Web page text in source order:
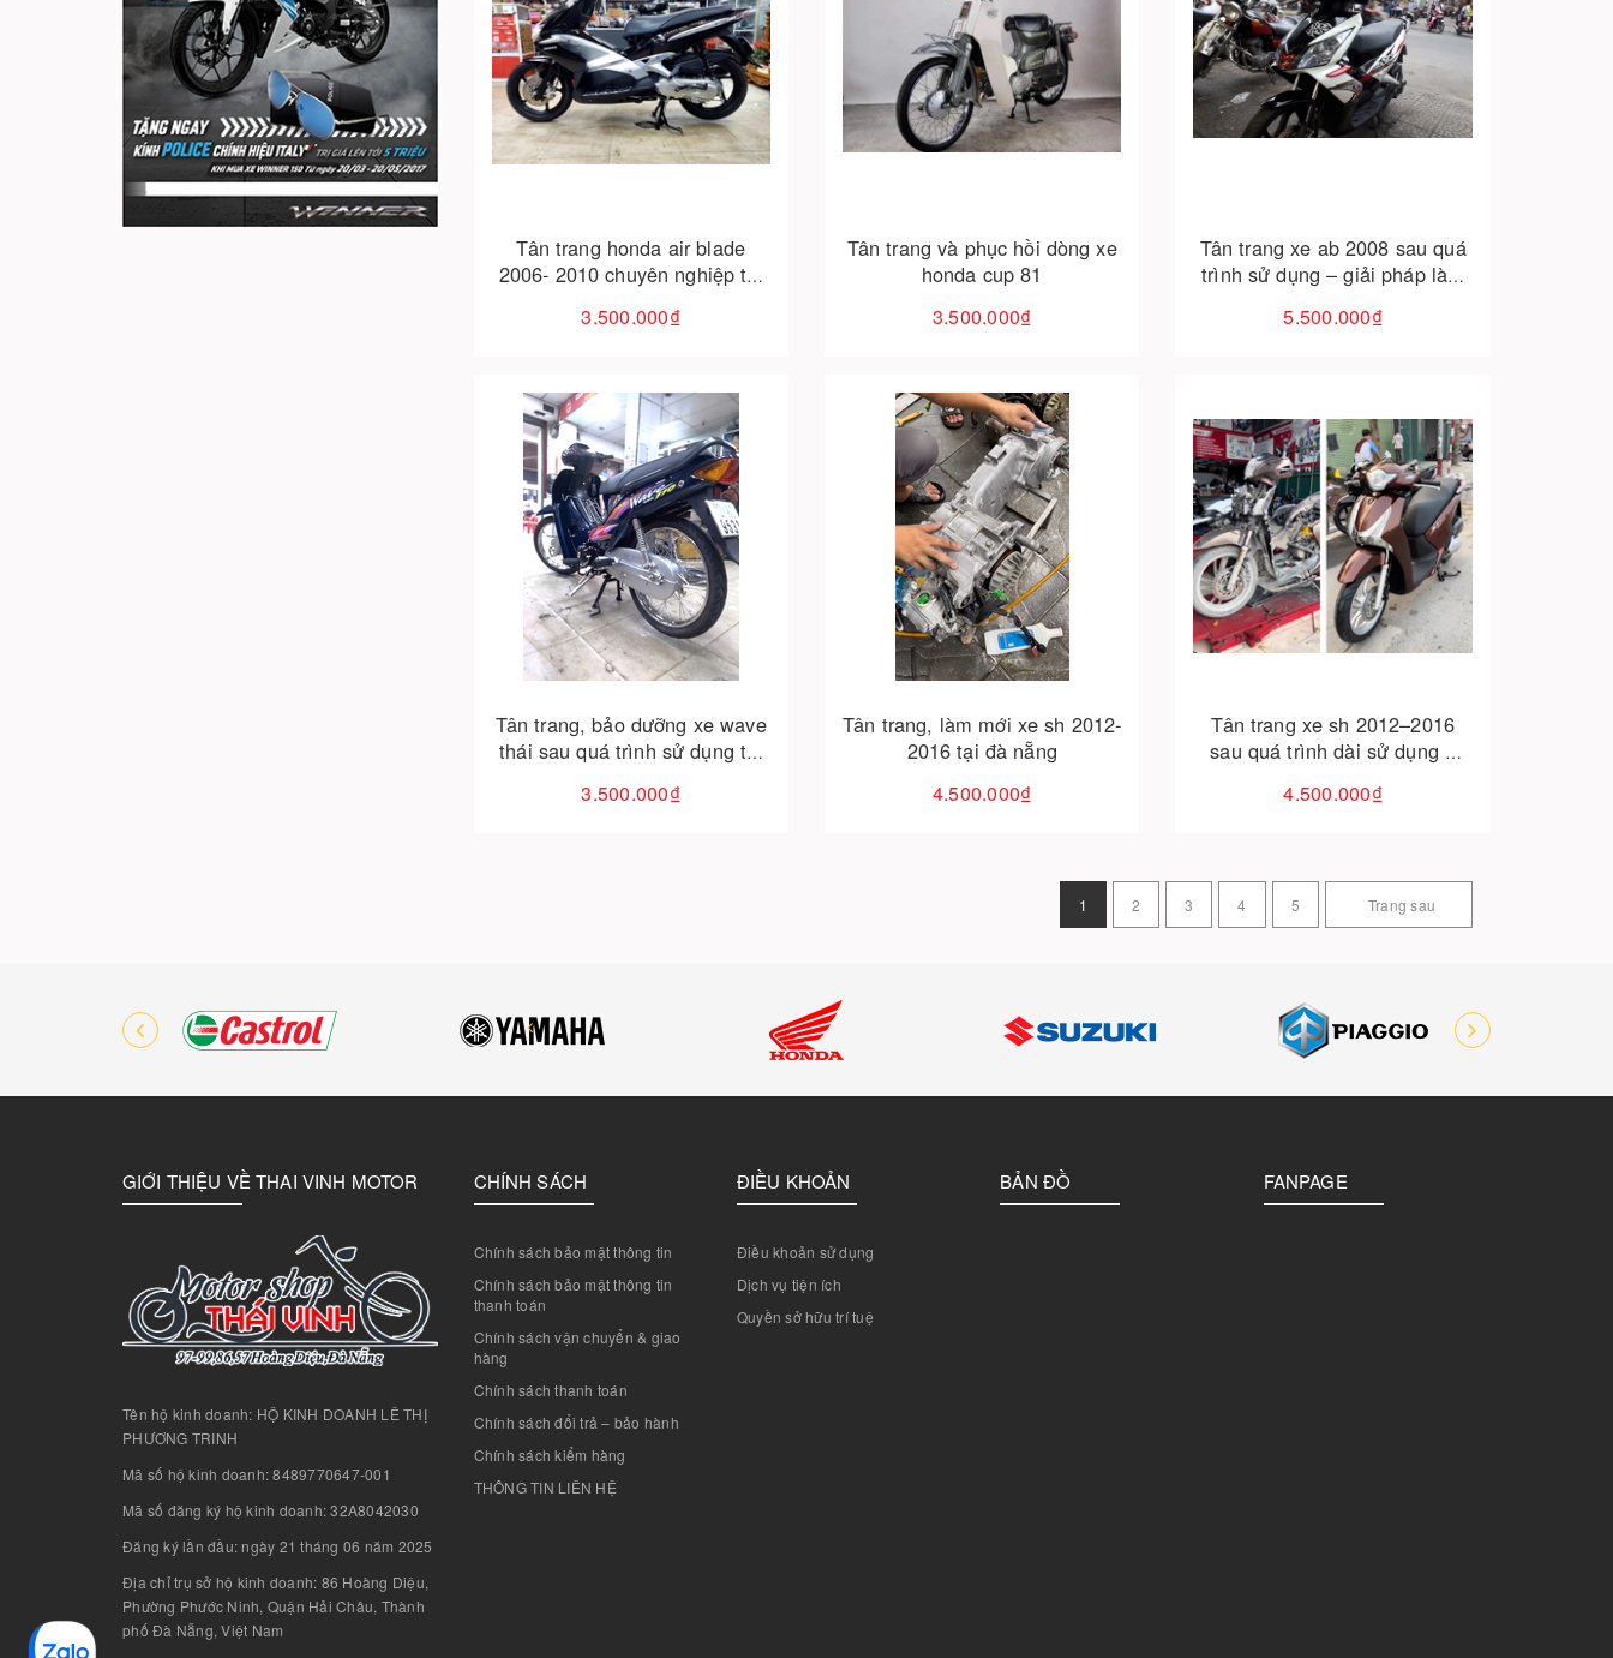
Tân trang honda air blade
2006- 2010 chuyên nghiệp tại
3.500.000₫
Cho vào giỏ hàng
Tân trang và phục hồi dòng xe
honda cup 81
3.500.000₫
Cho vào giỏ hàng
Tân trang xe ab 2008 sau quá
trình sử dụng – giải pháp làm
5.500.000₫
Cho vào giỏ hàng
Tân trang, bảo dưỡng xe wave
thái sau quá trình sử dụng tại
3.500.000₫
Cho vào giỏ hàng
Tân trang, làm mới xe sh 2012-
2016 tại đà nẵng
4.500.000₫
Cho vào giỏ hàng
Tân trang xe sh 2012–2016
sau quá trình dài sử dụng –
4.500.000₫
Cho vào giỏ hàng
1 2 3 4 5 Trang sau
GIỚI THIỆU VỀ THAI VINH MOTOR
Tên hộ kinh doanh: HỘ KINH DOANH LÊ THỊ
PHƯƠNG TRINH
Mã số hộ kinh doanh: 8489770647-001
Mã số đăng ký hộ kinh doanh: 32A8042030
Đăng ký lần đầu: ngày 21 tháng 06 năm 2025
Địa chỉ trụ sở hộ kinh doanh: 86 Hoàng Diệu,
Phường Phước Ninh, Quận Hải Châu, Thành
phố Đà Nẵng, Việt Nam
CHÍNH SÁCH
Chính sách bảo mật thông tin
Chính sách bảo mật thông tin
thanh toán
Chính sách vận chuyển & giao
hàng
Chính sách thanh toán
Chính sách đổi trả – bảo hành
Chính sách kiểm hàng
THÔNG TIN LIÊN HỆ
ĐIỀU KHOẢN
Điều khoản sử dụng
Dịch vụ tiện ích
Quyền sở hữu trí tuệ
BẢN ĐỒ FANPAGE